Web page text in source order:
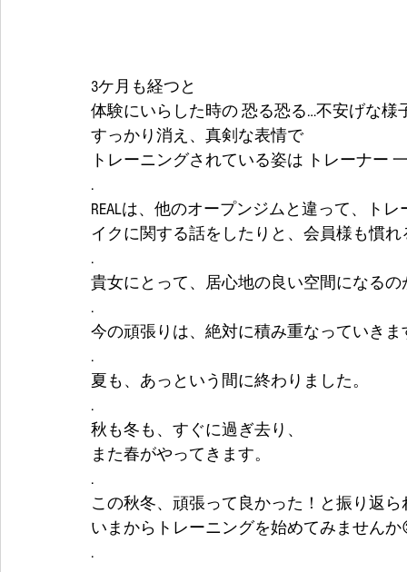
3ケ月も経つと
体験にいらした時の 恐る恐る…不安げな様
すっかり消え、真剣な表情で
トレーニングされている姿は トレーナー
.
REALは、他のオープンジムと違って、ト
イクに関する話をしたりと、会員様も慣
.
貴女にとって、居心地の良い空間になる
.
今の頑張りは、絶対に積み重なっていきま
.
夏も、あっという間に終わりました。
.
秋も冬も、すぐに過ぎ去り、
また春がやってきます。
.
この秋冬、頑張って良かった！と振り返ら
いまからトレーニングを始めてみませんか
.